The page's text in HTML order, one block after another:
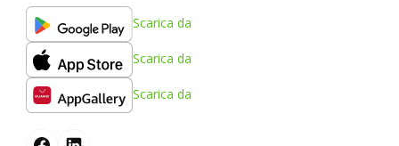
Scarica da
Scarica da
Scarica da